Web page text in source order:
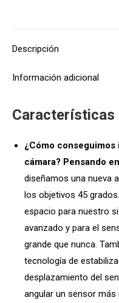
Descripción
Información adicional
Características
¿Cómo
cámara? Pensando
diseñamos una nueva
los objetivos 45
espacio para nuestro
avanzado y para el
grande que nunca.
tecnología de
desplazamiento del
angular un sensor más